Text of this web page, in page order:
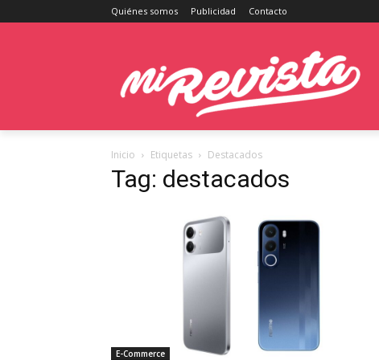
Quiénes somos Publicidad Contacto
Inicio Etiquetas Destacados
Tag: destacados
E-Commerce